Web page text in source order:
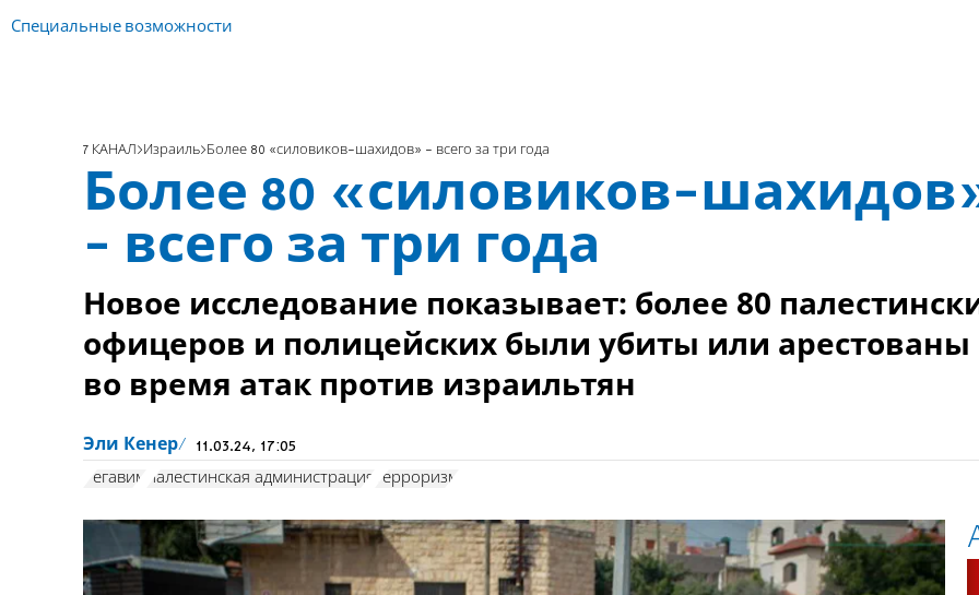
Специальные возможности
7 КАНАЛ Израиль Более 80 «силовиков-шахидов» - всего за три года
Более 80 «силовиков-
- всего за три года
Новое исследование показывает: более 80
офицеров и полицейских были убиты или арестованы
во время атак против израильтян
Эли Кенер 11.03.24, 17:05
Регавим палестинская администрация терроризм